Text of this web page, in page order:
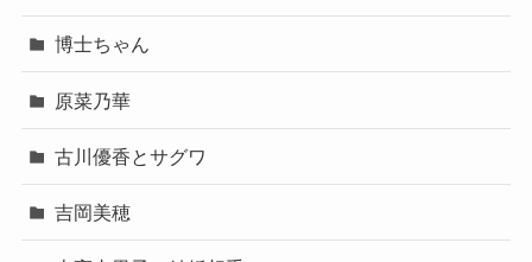
博士ちゃん
原菜乃華
古川優香とサグワ
吉岡美穂